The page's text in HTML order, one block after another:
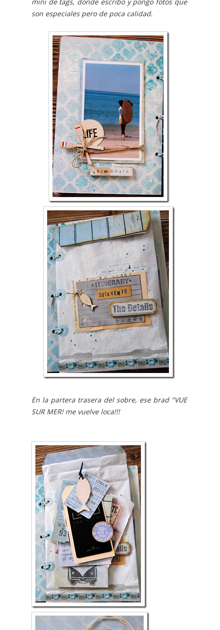
son especiales pero de poca calidad.
En la partera trasera del sobre, ese brad "VUE
SUR MER! me vuelve loca!!!